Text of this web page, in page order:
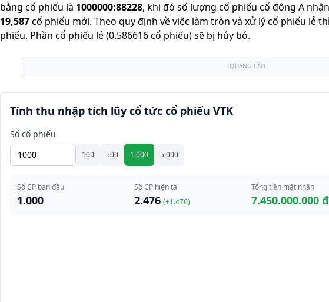
bằng cổ phiếu là 1000000:88228, khi đó số lượng cổ phiếu cổ đông A
19,587cổ phiếu mới. Theo quy định về việc làm tròn và xử lý cổ phiếu lẻ
phiếu. Phần cổ phiếu lẻ (0.586616 cổ phiếu) sẽ bị hủy bỏ.
QUẢNG CÁO
Tính thu nhập tích lũy cổ tức cổ phiếu VTK
Số cổ phiếu
100 500 1.000 5.000
Số CP ban đầu
1.000
Số CP hiện tại
2.476 (+1.476)
Tổng tiền mặt nhận
7.450.000.000 đ